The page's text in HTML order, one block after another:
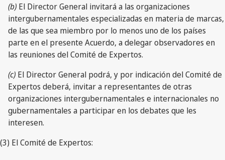
(b) El Director General invitará a las organizaciones
intergubernamentales especializadas en materia de marcas,
de las que sea miembro por lo menos uno de los países
parte en el presente Acuerdo, a delegar observadores en
las reuniones del Comité de Expertos.
(c) El Director General podrá, y por indicación del Comité de
Expertos deberá, invitar a representantes de otras
organizaciones intergubernamentales e internacionales no
gubernamentales a participar en los debates que les
interesen.
(3) El Comité de Expertos: